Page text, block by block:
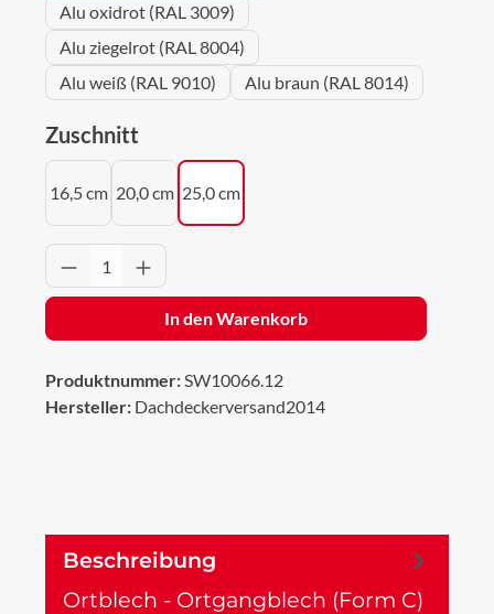
Alu oxidrot (RAL 3009)
Alu ziegelrot (RAL 8004)
Alu weiß (RAL 9010)
Alu braun (RAL 8014)
Zuschnitt
16,5 cm 20,0 cm 25,0 cm
Produkt Anzahl: Gib den gewünschten
In den Warenkorb
Produktnummer:SW10066.12
Hersteller: Dachdeckerversand2014
Beschreibung
Ortblech - Ortgangblech (Form C)